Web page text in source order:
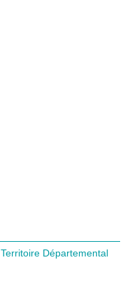
Territoire Départemental